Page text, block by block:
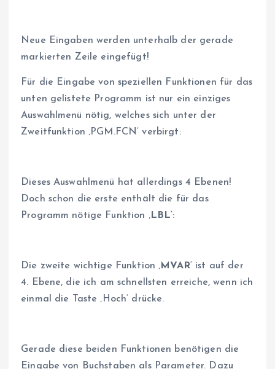
Neue Eingaben werden unterhalb der gerade
markierten Zeile eingefügt!
Für die Eingabe von speziellen Funktionen für das
unten gelistete Programm ist nur ein einziges
Auswahlmenü nötig, welches sich unter der
Zweitfunktion ‚PGM.FCN‘ verbirgt:
Dieses Auswahlmenü hat allerdings 4 Ebenen!
Doch schon die erste enthält die für das
Programm nötige Funktion ‚LBL‘:
Die zweite wichtige Funktion ‚MVAR‘ ist auf der
4. Ebene, die ich am schnellsten erreiche, wenn ich
einmal die Taste ‚Hoch‘ drücke.
Gerade diese beiden Funktionen benötigen die
Eingabe von Buchstaben als Parameter. Dazu